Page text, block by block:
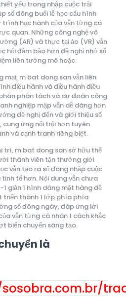
yếu trong nhập cuộc trải
số đông buổi lễ học cấu hình
học hành của vẫn từng cá
quan. Những công nghệ vô
(AR) và thực tại ảo (VR) vẫn
hỏi đảm bảo hơn đề nghị nhớ số
liên tưởng mê hoặc.
mại, m bat dong san vẫn liên
điều hành và điều hành điều
phân tách và dự đoán công
nghiệp mập vẫn dễ dàng hơn
đề nghị đến và giới thiệu số
ứng nổi trội hơn tuyên
và cạnh tranh riêng biệt.
trí, m bat dong san sở hữu thể
thành viên tận thưởng giới
vẫn tạo ra số đông nhập cuộc
tế hơn. Nội dung vẫn chưa
1 giản 1 hình dáng mặt hàng đề
triển thành 1 lớp phía phía
số đông ngày, đáp ứng lời
vẫn từng cá nhân 1 cách khắc
biến chuyển sáng tạo.
là